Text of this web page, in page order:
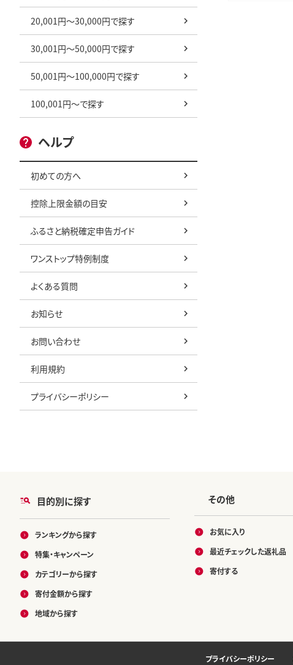
20,001円～30,000円で探す
30,001円～50,000円で探す
50,001円～100,000円で探す
100,001円～で探す
ヘルプ
初めての方へ
控除上限金額の目安
ふるさと納税確定申告ガイド
ワンストップ特例制度
よくある質問
お知らせ
お問い合わせ
利用規約
プライバシーポリシー
目的別に探す
ランキングから探す
特集・キャンペーン
カテゴリーから探す
寄付金額から探す
地域から探す
その他
お気に入り
最近チェックした返礼品
寄付する
プライバシーポリシー